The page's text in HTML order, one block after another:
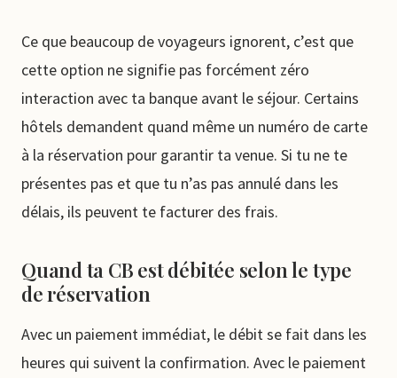
Ce que beaucoup de voyageurs ignorent, c’est que
cette option ne signifie pas forcément zéro
interaction avec ta banque avant le séjour. Certains
hôtels demandent quand même un numéro de carte
à la réservation pour garantir ta venue. Si tu ne te
présentes pas et que tu n’as pas annulé dans les
délais, ils peuvent te facturer des frais.
Quand ta CB est débitée selon le type
de réservation
Avec un paiement immédiat, le débit se fait dans les
heures qui suivent la confirmation. Avec le paiement